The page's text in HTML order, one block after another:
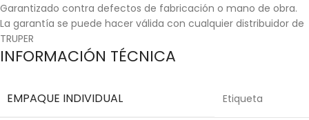
Garantizado contra defectos de fabricación o mano de obra.
La garantía se puede hacer válida con cualquier distribuidor de
TRUPER
INFORMACIÓN TÉCNICA
EMPAQUE INDIVIDUAL Etiqueta